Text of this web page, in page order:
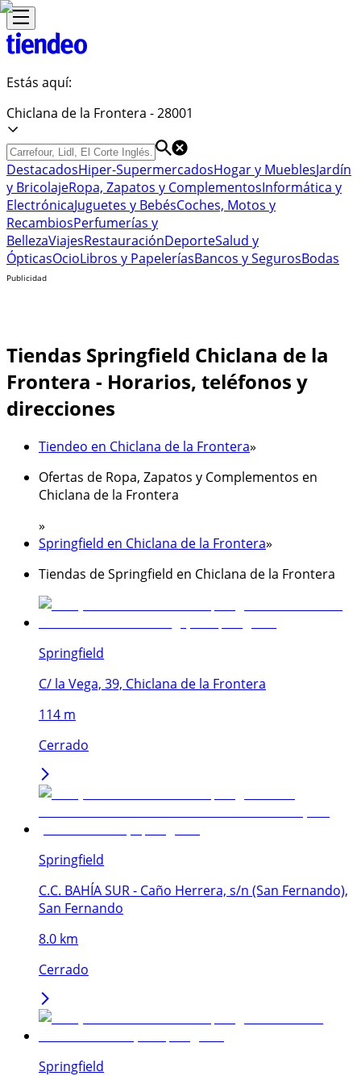
Estás aquí:
Chiclana de la Frontera - 28001
DestacadosHiper-SupermercadosHogar y MueblesJardín
y BricolajeRopa, Zapatos y ComplementosInformática y
ElectrónicaJuguetes y BebésCoches, Motos y
RecambiosPerfumerías y
BellezaViajesRestauraciónDeporteSalud y
ÓpticasOcioLibros y PapeleríasBancos y SegurosBodas
Publicidad
Tiendas Springfield Chiclana de la
Frontera - Horarios, teléfonos y
direcciones
Tiendeo en Chiclana de la Frontera»
Ofertas de Ropa, Zapatos y Complementos en
Chiclana de la Frontera
»
Springfield en Chiclana de la Frontera»
Tiendas de Springfield en Chiclana de la Frontera
Springfield
C/ la Vega, 39, Chiclana de la Frontera
114 m
Cerrado
Springfield
C.C. BAHÍA SUR - Caño Herrera, s/n (San Fernando),
San Fernando
8.0 km
Cerrado
Springfield